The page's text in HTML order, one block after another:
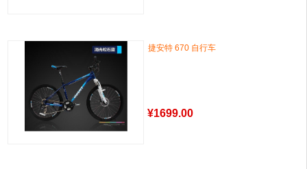
捷安特 670 自行车
¥1699.00